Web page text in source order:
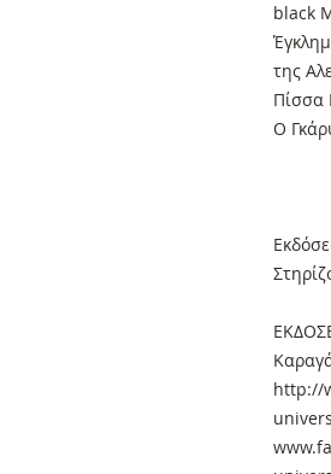
black
της
Πίσσα
Ο
http://